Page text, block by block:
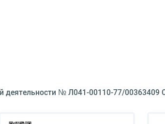
деятельности № Л041-00110-77/00363409